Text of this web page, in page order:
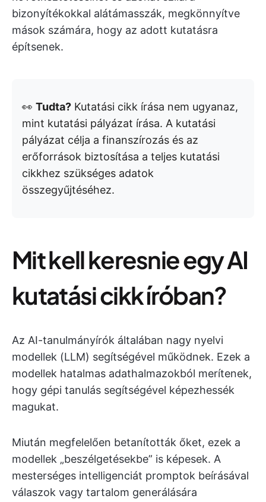
bizonyítékokkal alátámasszák, megkönnyítve
mások számára, hogy az adott kutatásra
építsenek.
👀 Tudta? Kutatási cikk írása nem ugyanaz,
mint kutatási pályázat írása. A kutatási
pályázat célja a finanszírozás és az
erőforrások biztosítása a teljes kutatási
cikkhez szükséges adatok
összegyűjtéséhez.
Mit kell keresnie egy AI
kutatási cikk íróban?
Az AI-tanulmányírók általában nagy nyelvi
modellek (LLM) segítségével működnek. Ezek a
modellek hatalmas adathalmazokból merítenek,
hogy gépi tanulás segítségével képezhessék
magukat.
Miután megfelelően betanították őket, ezek a
modellek „beszélgetésekbe” is képesek. A
mesterséges intelligenciát promptok beírásával
válaszok vagy tartalom generálására